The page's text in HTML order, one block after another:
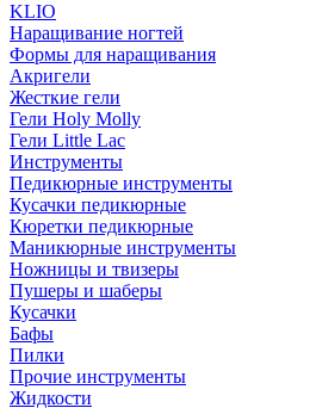
KLIO
Наращивание ногтей
Формы для наращивания
Акригели
Жесткие гели
Гели Holy Molly
Гели Little Lac
Инструменты
Педикюрные инструменты
Кусачки педикюрные
Кюретки педикюрные
Маникюрные инструменты
Ножницы и твизеры
Пушеры и шаберы
Кусачки
Бафы
Пилки
Прочие инструменты
Жидкости